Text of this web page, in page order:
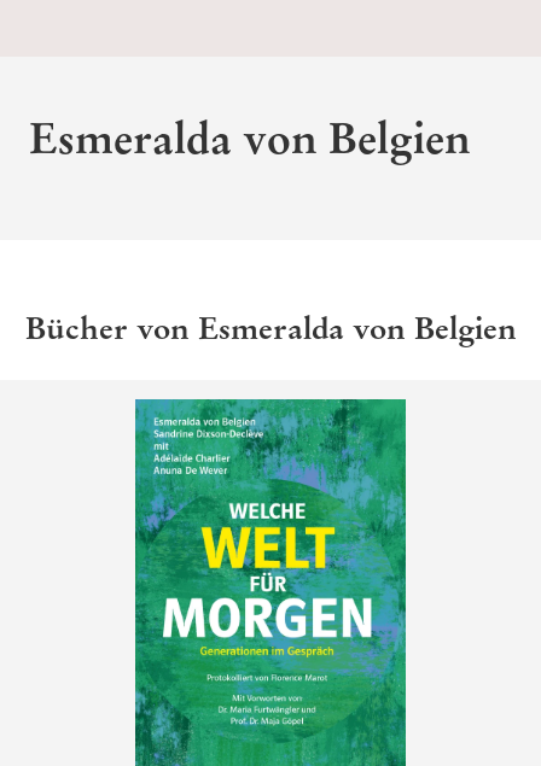
Esmeralda von Belgien
Bücher von Esmeralda von Belgien